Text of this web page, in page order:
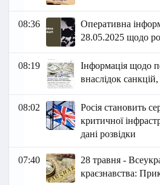
08:36
Оперативна
28.05.2025 щодо
08:19
Інформація щодо
внаслідок
08:02
Росія становить
критичної
дані розвідки
07:40
28 травня -
краєзнавства: